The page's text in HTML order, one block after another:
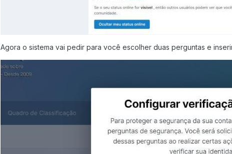
Agora o sistema vai pedir para você escolher duas perguntas e